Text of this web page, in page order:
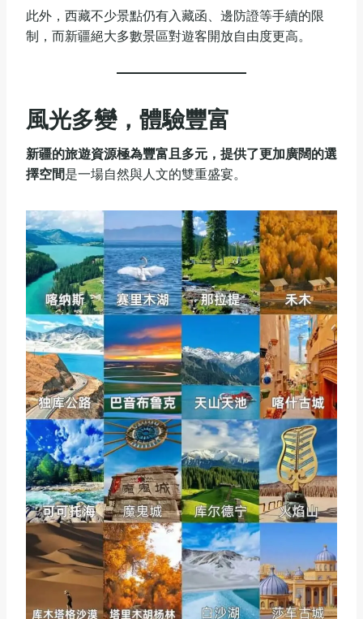
此外，西藏不少景點仍有入藏函、邊防證等手續的限
制，而新疆絕大多數景區對遊客開放自由度更高。
風光多變，體驗豐富
新疆的旅遊資源極為豐富且多元，提供了更加廣闊的選
擇空間是一場自然與人文的雙重盛宴。